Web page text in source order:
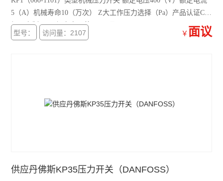
5（A）机械寿命10（万次） Z大工作压力选择（Pa）产品认证CE
加工定制否 3C额定电压范围36V及以下
型号： 访问量：2107 ￥ 面议
供应丹佛斯KP35压力开关（DANFOSS）